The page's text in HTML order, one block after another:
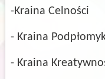
-Kraina Celności
- Kraina
- Kraina